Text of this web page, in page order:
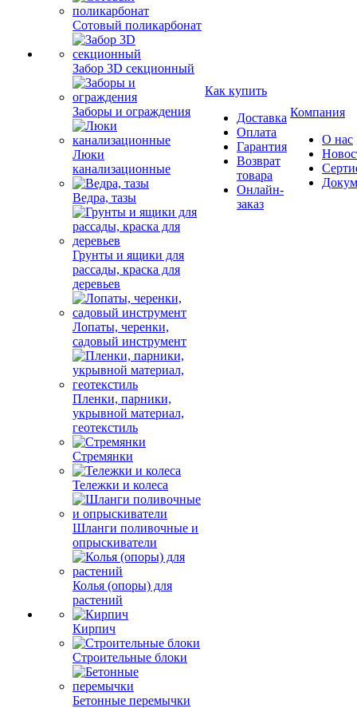
Сотовый поликарбонат
Забор 3D секционный
Заборы и ограждения
Люки
канализационные
Ведра, тазы
Грунты и ящики для
рассады, краска для
деревьев
Лопаты, черенки,
садовый инструмент
Пленки, парники,
укрывной материал,
геотекстиль
Стремянки
Тележки и колеса
Шланги поливочные и
опрыскиватели
Колья (опоры) для
растений
Кирпич
Строительные блоки
Бетонные перемычки
Как купить
Доставка
Оплата
Гарантия
Возврат
товара
Онлайн-
заказ
Компания
О нас